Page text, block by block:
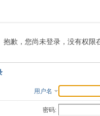
抱歉，您尚未登录，没有权限
用户名
密码: